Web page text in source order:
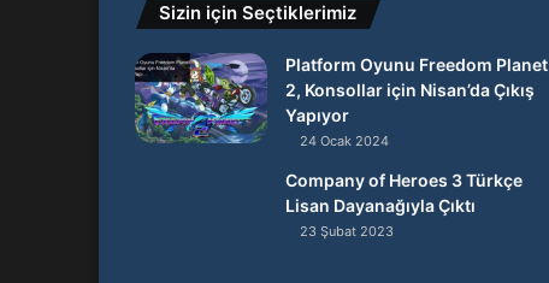
Sizin için Seçtiklerimiz
Platform Oyunu Freedom Planet
2, Konsollar için Nisan’da Çıkış
Yapıyor
24 Ocak 2024
Company of Heroes 3 Türkçe
Lisan Dayanağıyla Çıktı
23 Şubat 2023